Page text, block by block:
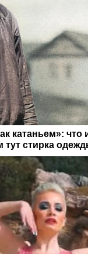
катаньем»: что
тут стирка